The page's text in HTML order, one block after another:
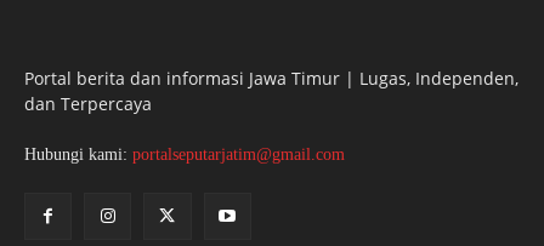
Portal berita dan informasi Jawa Timur | Lugas, Independen,
dan Terpercaya
Hubungi kami: portalseputarjatim@gmail.com